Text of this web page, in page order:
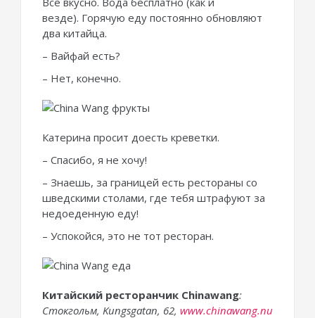
везде). Горячую еду постоянно обновляют
два китайца.
– Вайфай есть?
– Нет, конечно.
Катерина просит доесть креветки.
– Спасибо, я не хочу!
– Знаешь, за границей есть рестораны со
шведскими столами, где тебя штрафуют за
недоеденную еду!
– Успокойся, это не тот ресторан.
Китайский ресторанчик Chinawang:
Стокгольм, Kungsgatan, 62, www.chinawang.nu